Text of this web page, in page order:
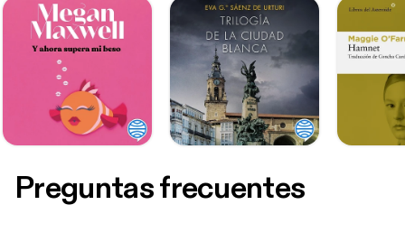
Preguntas frecuentes